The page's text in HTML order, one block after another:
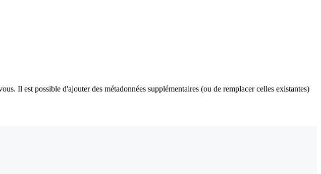
Il est possible d'ajouter des métadonnées supplémentaires (ou de remplacer celles existantes)